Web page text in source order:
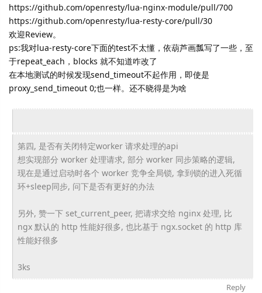
https://github.com/openresty/lua-nginx-module/pull/700
https://github.com/openresty/lua-resty-core/pull/30
欢迎Review。
ps:我对lua-resty-core下面的test不太懂，依葫芦画瓢写了一些，至
于repeat_each，blocks 就不知道咋改了
在本地测试的时候发现send_timeout不起作用，即使是
proxy_send_timeout 0;也一样。还不晓得是为啥
第四, 是否有关闭特定worker 请求处理的api
想实现部分 worker 处理请求, 部分 worker 同步策略的逻辑,
现在是通过启动时各个 worker 竞争全局锁, 拿到锁的进入死循
环+sleep同步, 问下是否有更好的办法
另外, 赞一下 set_current_peer, 把请求交给 nginx 处理, 比
ngx 默认的 http 性能好很多, 也比基于 ngx.socket 的 http 库
性能好很多
3ks
Reply